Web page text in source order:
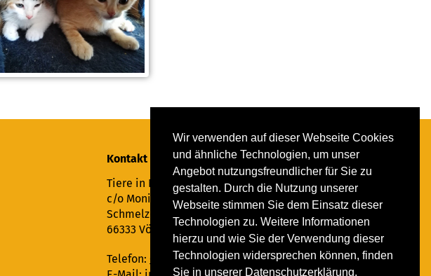
Wir verwenden auf dieser Webseite Cookies
und ähnliche Technologien, um unser
Angebot nutzungsfreundlicher für Sie zu
gestalten. Durch die Nutzung unserer
Webseite stimmen Sie dem Einsatz dieser
Technologien zu. Weitere Informationen
hierzu und wie Sie der Verwendung dieser
Technologien widersprechen können, finden
Sie in unserer Datenschutzerklärung.
Kontakt
Tiere in Not Saar e.V.
c/o Monika Ewen
Schmelzer Straße 22
66333 Völklingen
Telefon: 06898 294862